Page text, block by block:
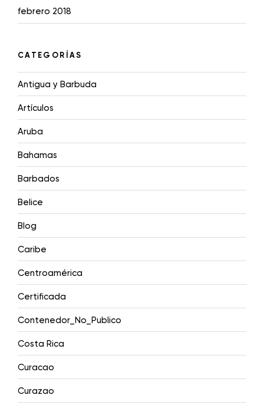
febrero 2018
CATEGORÍAS
Antigua y Barbuda
Artículos
Aruba
Bahamas
Barbados
Belice
Blog
Caribe
Centroamérica
Certificada
Contenedor_No_Publico
Costa Rica
Curacao
Curazao